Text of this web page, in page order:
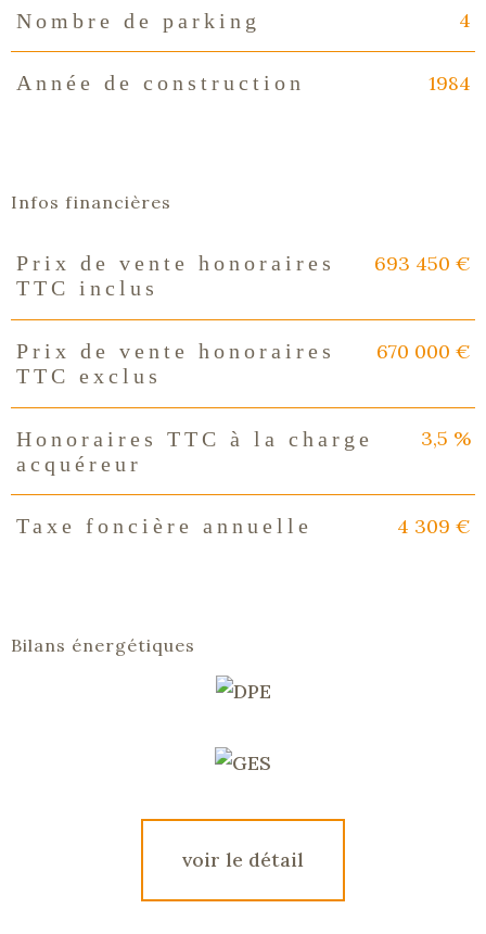
Nombre de parking 4
Année de construction 1984
Infos financières
Caractéristiques Valeurs
Prix de vente honoraires
TTC inclus
693 450 €
Prix de vente honoraires
TTC exclus
670 000 €
Honoraires TTC à la charge
acquéreur
3,5 %
Taxe foncière annuelle 4 309 €
Bilans énergétiques
voir le détail